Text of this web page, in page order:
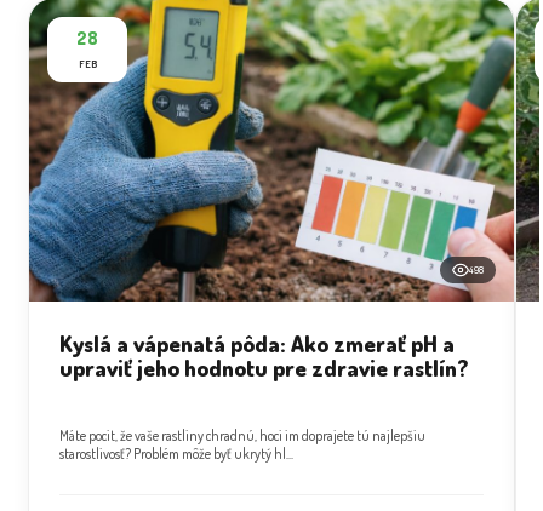
28
FEB
498
Kyslá a vápenatá pôda: Ako zmerať pH a
upraviť jeho hodnotu pre zdravie rastlín?
Máte pocit, že vaše rastliny chradnú, hoci im doprajete tú najlepšiu
starostlivosť? Problém môže byť ukrytý hl...